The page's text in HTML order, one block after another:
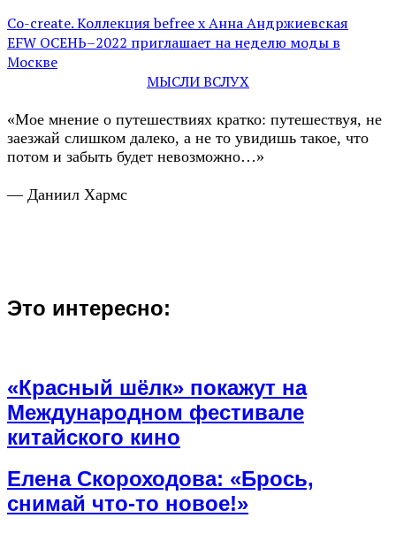
Co-create. Коллекция befree х Анна Андржиевская
EFW ОСЕНЬ–2022 приглашает на неделю моды в
Москве
МЫСЛИ ВСЛУХ
«Мое мнение о путешествиях кратко: путешествуя, не
заезжай слишком далеко, а не то увидишь такое, что
потом и забыть будет невозможно…»
— Даниил Хармс
Это интересно:
«Красный шёлк» покажут на
Международном фестивале
китайского кино
Елена Скороходова: «Брось,
снимай что-то новое!»